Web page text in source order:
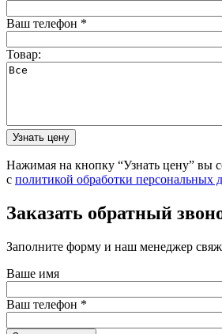
Ваш телефон *
Товар:
Нажимая на кнопку “Узнать цену” вы
с политикой обработки персональных
Заказать обратный
Заполните форму и наш менеджер
Ваше имя
Ваш телефон *